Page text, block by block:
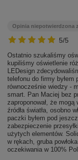
5/5
Opinia niepotwierdzona
Ostatnio szukaliśmy
kupiliśmy oświetlenie
LEDesign
telefonu do firmy byłem
równocześnie wiedzy -
smart. Pan Maciej bez
zaproponował, że
źródła światła, osobno
paczki byłem pod
zabezpieczenie
użytych elementów.
w rękach, gruba
oczekiwania w 100%